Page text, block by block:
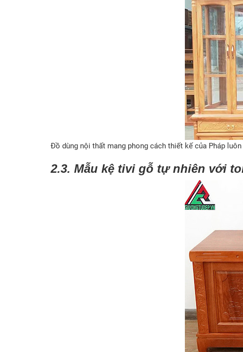
Đồ dùng nội thất mang phong cách thiết kế của Pháp
2.3. Mẫu kệ tivi gỗ tự nhiên với